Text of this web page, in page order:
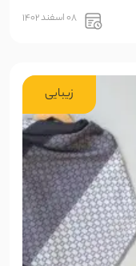
08 اسفند 1402
زیبایی